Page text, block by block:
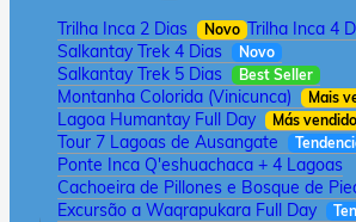
Trilha Inca 2 Dias
Novo Trilha Inca 4
Salkantay Trek 4 Dias Novo
Salkantay Trek 5 Dias Best Seller
Montanha Colorida (Vinicunca) Mais
Lagoa Humantay Full Day Más vendido
Tour 7 Lagoas de Ausangate
Ponte Inca Q'eshuachaca + 4 Lagoas
Cachoeira de Pillones e Bosque de
Excursão a Waqrapukara Full Day